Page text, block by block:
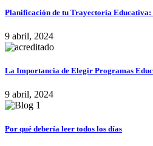
Planificación de tu Trayectoria
9 abril, 2024
La Importancia de Elegir Programas
9 abril, 2024
Por qué debería leer todos los días